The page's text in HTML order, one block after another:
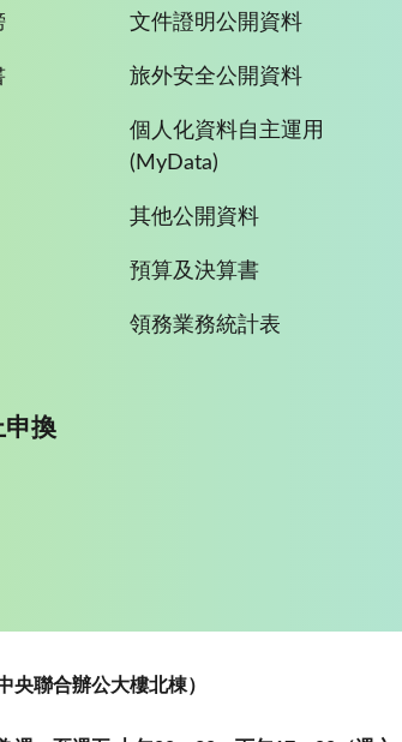
文件證明公開資料
旅外安全公開資料
個人化資料自主運用
(MyData)
其他公開資料
預算及決算書
領務業務統計表
申換
央聯合辦公大樓北棟）